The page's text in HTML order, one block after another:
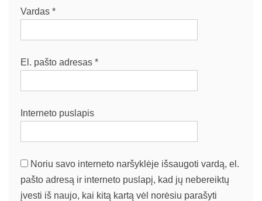
Vardas *
El. pašto adresas *
Interneto puslapis
Noriu savo interneto naršyklėje išsaugoti vardą, el.
pašto adresą ir interneto puslapį, kad jų nebereiktų
įvesti iš naujo, kai kitą kartą vėl norėsiu parašyti